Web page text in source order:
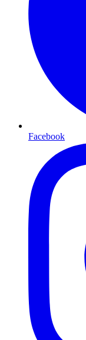
Facebook